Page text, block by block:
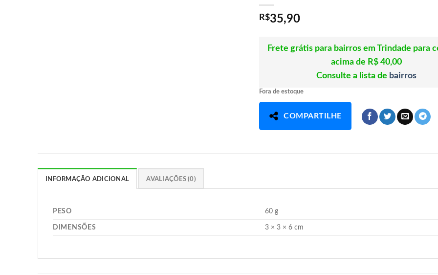
R$35,90
Frete grátis para bairros em Trindade para
acima de R$ 40,00
Consulte a lista de bairros
Fora de estoque
COMPARTILHE
INFORMAÇÃO ADICIONAL AVALIAÇÕES (0)
PESO 60 g
DIMENSÕES 3 × 3 × 6 cm